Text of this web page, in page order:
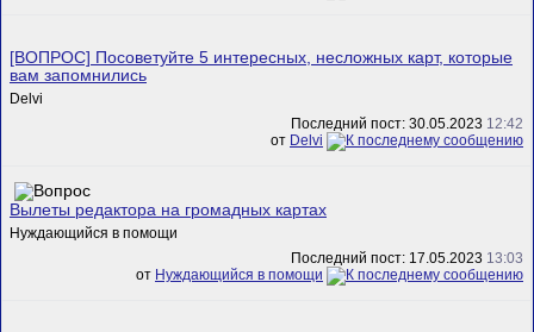
[ВОПРОС] Посоветуйте 5 интересных, несложных карт, которые
вам запомнились
Delvi
Последний пост: 30.05.2023 12:42
от Delvi
Вылеты редактора на громадных картах
Нуждающийся в помощи
Последний пост: 17.05.2023 13:03
от Нуждающийся в помощи